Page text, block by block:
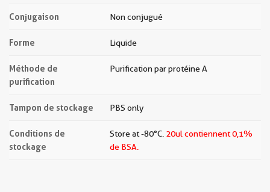
Conjugaison Non conjugué
Forme Liquide
Méthode de
purification
Purification par protéine A
Tampon de stockage PBS only
Conditions de
stockage
Store at -80°C. 20ul contiennent 0,1%
de BSA.